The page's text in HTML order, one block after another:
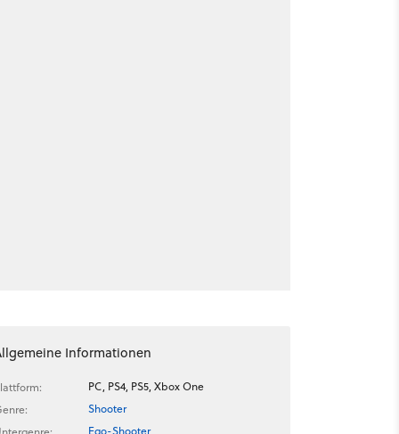
Informationen
PC, PS4, PS5, Xbox One
Shooter
Ego-Shooter